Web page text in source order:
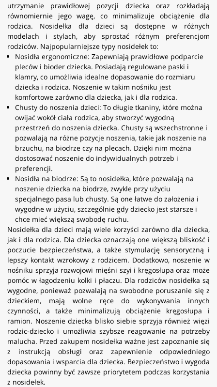
utrzymanie prawidłowej pozycji dziecka oraz rozkładają
równomiernie jego wagę, co minimalizuje obciążenie dla
rodzica. Nosidełka dla dzieci są dostępne w różnych
modelach i stylach, aby sprostać różnym preferencjom
rodziców. Najpopularniejsze typy nosidełek to:
Nosidła ergonomiczne: Zapewniają prawidłowe podparcie
pleców i bioder dziecka. Posiadają regulowane paski i
klamry, co umożliwia idealne dopasowanie do rozmiaru
dziecka i rodzica. Noszenie w takim nośniku jest
komfortowe zarówno dla dziecka, jak i dla rodzica.
Chusty do noszenia dzieci: To długie tkaniny, które można
owijać wokół ciała rodzica, aby stworzyć wygodną
przestrzeń do noszenia dziecka. Chusty są wszechstronne i
pozwalają na różne pozycje noszenia, takie jak noszenie na
brzuchu, na biodrze czy na plecach. Dzięki nim można
dostosować noszenie do indywidualnych potrzeb i
preferencji.
Nosidła na biodrze: Są to nosidełka, które pozwalają na
noszenie dziecka na biodrze, zwykle przy użyciu
specjalnego pasa lub chusty. Są one łatwe do założenia i
wygodne w użyciu, szczególnie gdy dziecko jest starsze i
chce mieć większą swobodę ruchu.
Nosidełka dla dzieci mają wiele korzyści zarówno dla dziecka,
jak i dla rodzica. Dla dziecka oznaczają one większą bliskość i
poczucie bezpieczeństwa, a także stymulację sensoryczną i
lepszy kontakt wzrokowy z rodzicem. Dodatkowo, noszenie w
nośniku sprzyja rozwojowi mięśni szyi i kręgosłupa oraz może
pomóc w łagodzeniu kolki i płaczu. Dla rodziców nosidełka są
wygodne, ponieważ pozwalają na swobodne poruszanie się z
dzieckiem, mają wolne ręce do wykonywania innych
czynności, a także minimalizują obciążenie kręgosłupa i
ramion. Noszenie dziecka blisko siebie sprzyja również więzi
rodzic-dziecko i umożliwia szybsze reagowanie na potrzeby
malucha. Przed zakupem nosidełka ważne jest zapoznanie się
z instrukcją obsługi oraz zapewnienie odpowiedniego
dopasowania i wsparcia dla dziecka. Bezpieczeństwo i wygoda
dziecka powinny być zawsze priorytetem podczas korzystania
z nosidełek.